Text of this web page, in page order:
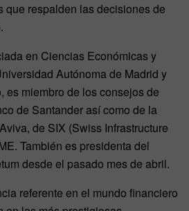
que respalden las decisiones de
en Ciencias Económicas y
Autónoma de Madrid y
es miembro de los consejos de
de Santander así como de la
de SIX (Swiss Infrastructure
También es presidenta del
desde el pasado mes de abril.
referente en el mundo financiero